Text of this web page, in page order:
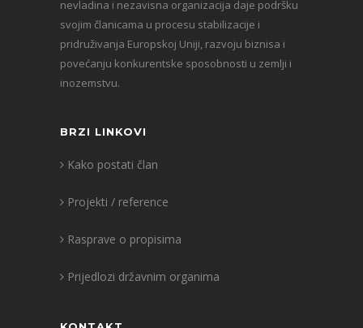
nevladina i nezavisna organizacija daje podršku
svojim članicama u procesu stabilizacije i
pridruživanja Europskoj Uniji, razvoju biznisa i
povećanju konkurentske sposobnosti u zemlji i
inozemstvu.
BRZI LINKOVI
Kako postati član
Projekti / reference
Rasprave o propisima
Prijedlozi državnim organima